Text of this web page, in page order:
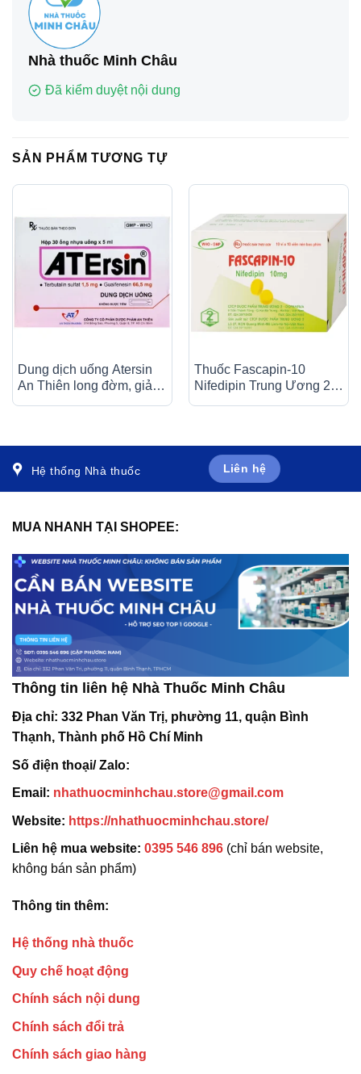
Nhà thuốc Minh Châu
Đã kiểm duyệt nội dung
SẢN PHẨM TƯƠNG TỰ
Dung dịch uống Atersin
An Thiên long đờm, giảm
Thuốc Fascapin-10
Nifedipin Trung Ương 2
Hệ thống Nhà thuốc Liên hệ
MUA NHANH TẠI SHOPEE:
Thông tin liên hệ Nhà Thuốc Minh Châu
Địa chỉ: 332 Phan Văn Trị, phường 11, quận Bình
Thạnh, Thành phố Hồ Chí Minh
Số điện thoại/ Zalo:
Email: nhathuocminhchau.store@gmail.com
Website: https://nhathuocminhchau.store/
Liên hệ mua website: 0395 546 896 (chỉ bán website,
không bán sản phẩm)
Thông tin thêm:
Hệ thống nhà thuốc
Quy chế hoạt động
Chính sách nội dung
Chính sách đổi trả
Chính sách giao hàng